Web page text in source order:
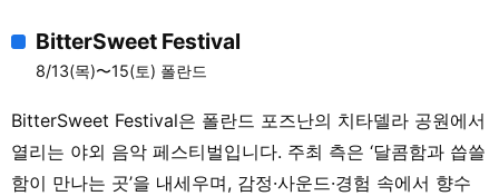
BitterSweet Festival
8/13(목)〜15(토) 폴란드
BitterSweet Festival은 폴란드 포즈난의 치타델라 공원에서
열리는 야외 음악 페스티벌입니다. 주최 측은 ‘달콤함과 씁쓸
함이 만나는 곳’을 내세우며, 감정·사운드·경험 속에서 향수